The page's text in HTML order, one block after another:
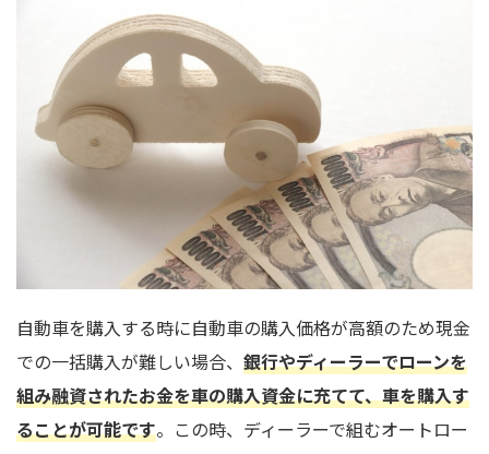
自動車を購入する時に自動車の購入価格が高額のため現金
での一括購入が難しい場合、 銀行やディーラーでローンを
組み融資されたお金を車の購入資金に充てて、車を購入す
ることが可能です。この時、ディーラーで組むオートロー